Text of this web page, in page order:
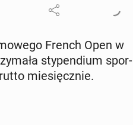
French Open w
sty­pen­dium spor­
mie­sięcz­nie.